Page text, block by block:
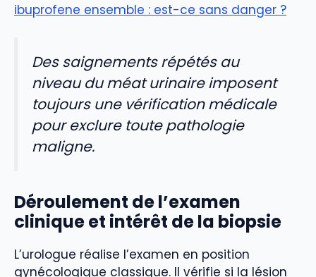
ibuprofene ensemble : est-ce sans danger ?
Des saignements répétés au
niveau du méat urinaire imposent
toujours une vérification médicale
pour exclure toute pathologie
maligne.
Déroulement de l’examen
clinique et intérêt de la biopsie
L’urologue réalise l’examen en position
gynécologique classique. Il vérifie si la lésion